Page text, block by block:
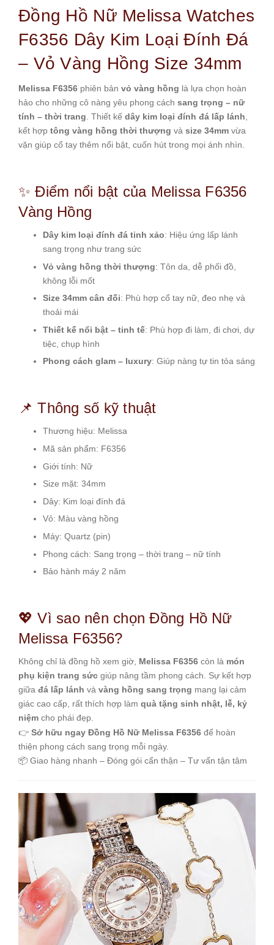
Đồng Hồ Nữ Melissa Watches
F6356 Dây Kim Loại Đính Đá
– Vỏ Vàng Hồng Size 34mm
Melissa F6356 phiên bản vỏ vàng hồng là lựa chọn hoàn
hảo cho những cô nàng yêu phong cách sang trọng – nữ
tính – thời trang . Thiết kế dây kim loại đính đá lấp lánh
kết hợp tông vàng hồng thời thượng và size 34mm vừa
vặn giúp cổ tay thêm nổi bật, cuốn hút trong mọi ánh nhìn.
✨ Điểm nổi bật của Melissa F6356
Vàng Hồng
Dây kim loại đính đá tinh xảo: Hiệu ứng lấp lánh
sang trọng như trang sức
Vỏ vàng hồng thời thượng: Tôn da, dễ phối đồ,
không lỗi mốt
Size 34mm cân đối: Phù hợp cổ tay nữ, đeo nhẹ và
thoải mái
Thiết kế nổi bật – tinh tế: Phù hợp đi làm, đi chơi, dự
tiệc, chụp hình
Phong cách glam – luxury: Giúp nàng tự tin tỏa sáng
📌 Thông số kỹ thuật
Thương hiệu: Melissa
Mã sản phẩm: F6356
Giới tính: Nữ
Size mặt: 34mm
Dây: Kim loại đính đá
Vỏ: Màu vàng hồng
Máy: Quartz (pin)
Phong cách: Sang trọng – thời trang – nữ tính
Bảo hành máy 2 năm
💖 Vì sao nên chọn Đồng Hồ Nữ
Melissa F6356?
Không chỉ là đồng hồ xem giờ, Melissa F6356 còn là món
phụ kiện trang sức giúp nâng tầm phong cách. Sự kết hợp
giữa đá lấp lánh và vàng hồng sang trọng mang lại cảm
giác cao cấp, rất thích hợp làm quà tặng sinh nhật, lễ, kỷ
niệm cho phái đẹp.
👉 Sở hữu ngay Đồng Hồ Nữ Melissa F6356 để hoàn
thiện phong cách sang trọng mỗi ngày.
📦 Giao hàng nhanh – Đóng gói cẩn thận – Tư vấn tận tâm